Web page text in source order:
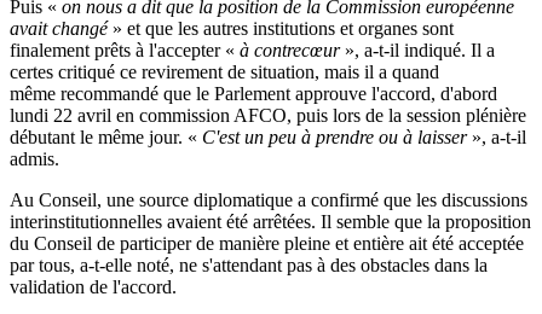
Puis « on nous a dit que la position de la Commission européenne
avait changé » et que les autres institutions et organes sont
finalement prêts à l'accepter « à contrecœur », a-t-il indiqué. Il a
certes critiqué ce revirement de situation, mais il a quand
même recommandé que le Parlement approuve l'accord, d'abord
lundi 22 avril en commission AFCO, puis lors de la session plénière
débutant le même jour. « C'est un peu à prendre ou à laisser », a-t-il
admis.
Au Conseil, une source diplomatique a confirmé que les discussions
interinstitutionnelles avaient été arrêtées. Il semble que la proposition
du Conseil de participer de manière pleine et entière ait été acceptée
par tous, a-t-elle noté, ne s'attendant pas à des obstacles dans la
validation de l'accord.